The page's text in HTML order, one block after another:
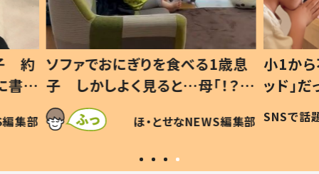
歳息
？」
編集部
小1から不登校、息子は「ギフテ
ッド」だった 父が“ウチ給食”を
作り続ける理由とは #令和の親
#令和の子
SNSで話題 ほ・とせなNEWS編集部
ひ孫
が、抱
「涙
い」